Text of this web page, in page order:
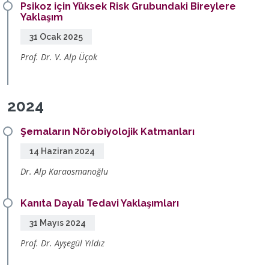
Psikoz için Yüksek Risk Grubundaki Bireylere
Yaklaşım
31 Ocak 2025
Prof. Dr. V. Alp Üçok
2024
Şemaların Nörobiyolojik Katmanları
14 Haziran 2024
Dr. Alp Karaosmanoğlu
Kanıta Dayalı Tedavi Yaklaşımları
31 Mayıs 2024
Prof. Dr. Ayşegül Yıldız